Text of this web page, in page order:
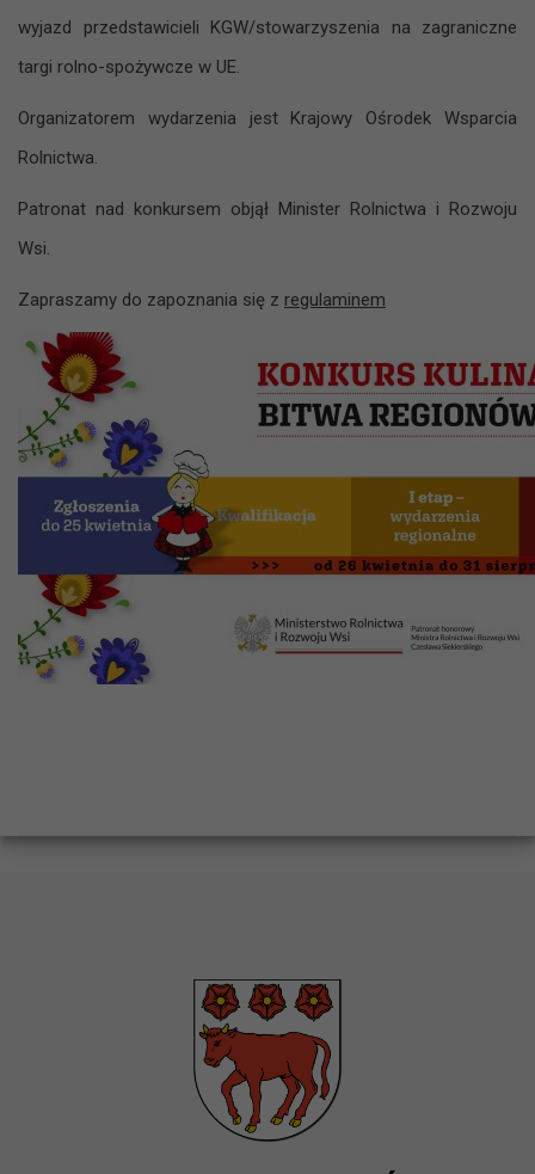
wyjazd przedstawicieli KGW/stowarzyszenia na zagraniczne
targi rolno-spożywcze w UE.
Organizatorem wydarzenia jest Krajowy Ośrodek Wsparcia
Rolnictwa.
Patronat nad konkursem objął Minister Rolnictwa i Rozwoju
Wsi.
Zapraszamy do zapoznania się z regulaminem